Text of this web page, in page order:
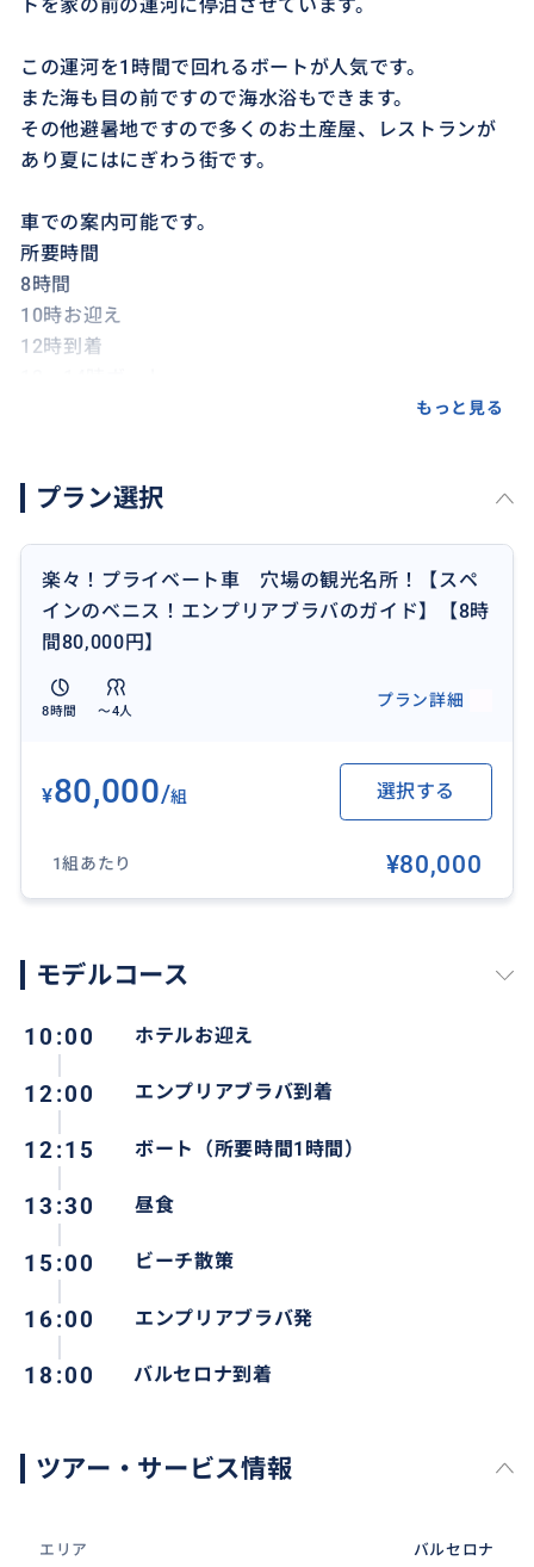
トを家の前の運河に停泊させています。
この運河を1時間で回れるボートが人気です。
また海も目の前ですので海水浴もできます。
その他避暑地ですので多くのお土産屋、レストランが
あり夏にはにぎわう街です。
車での案内可能です。
所要時間
8時間
10時お迎え
12時到着
もっと見る
プラン選択
楽々！プライベート車 穴場の観光名所！【スペ
インのベニス！エンプリアブラバのガイド】【8時
間80,000円】
8時間 〜4人
プラン詳細
¥80,000/組 選択する
1組あたり ¥80,000
モデルコース
10:00 ホテルお迎え
12:00 エンプリアブラバ到着
12:15 ボート（所要時間1時間）
13:30 昼食
15:00 ビーチ散策
16:00 エンプリアブラバ発
18:00 バルセロナ到着
ツアー・サービス情報
エリア バルセロナ